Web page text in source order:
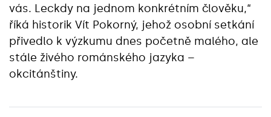
vás. Leckdy na jednom konkrétním člověku,“
říká historik Vít Pokorný, jehož osobní setkání
přivedlo k výzkumu dnes početně malého, ale
stále živého románského jazyka –
okcitánštiny.